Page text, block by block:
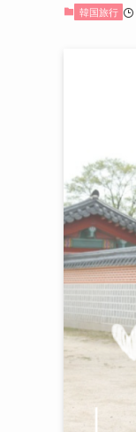
韓国旅行